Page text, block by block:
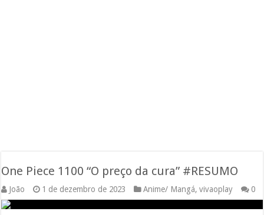
One Piece 1100 “O preço da cura” #RESUMO
João 1 de dezembro de 2023 Anime/ Mangá,vivaoplay 0